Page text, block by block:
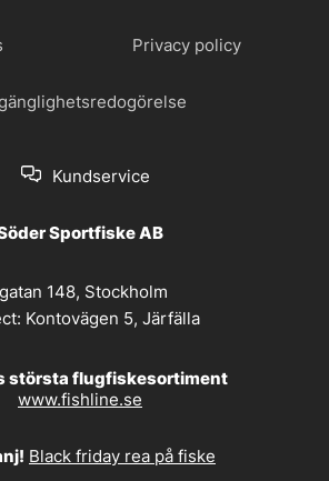
Privacy policy
Kundservice
Sportfiske AB
148, Stockholm
Kontovägen 5, Järfälla
största flugfiskesortiment
www.fishline.se
Black friday rea på fiske